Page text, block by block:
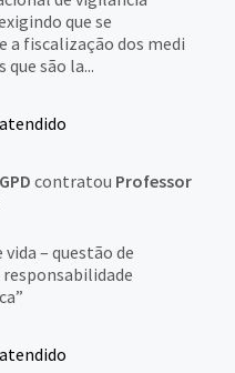
que se
a fiscalização dos medi
são la...
contratou Professor
– questão de
responsabilidade